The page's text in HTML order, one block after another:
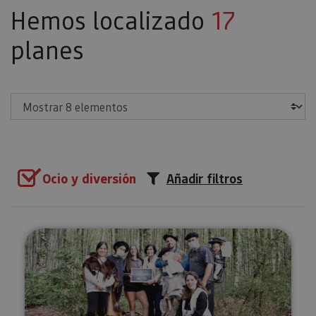
Hemos localizado 17
planes
Ocio y diversión Añadir filtros
Escape en un bosque de los